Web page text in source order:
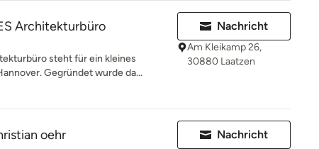
Architekturbüro
steht für ein kleines
Gegründet wurde da...
Nachricht
Am Kleikamp 26,
30880 Laatzen
oehr Nachricht